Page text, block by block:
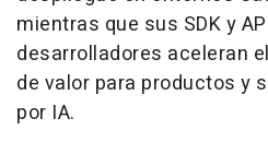
mientras que sus SDK y
desarrolladores aceleran
de valor para productos y
por IA.